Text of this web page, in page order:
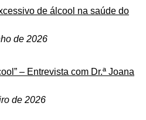
de álcool na saúde do
de 2026
– Entrevista com Dr.ª Joana
de 2026